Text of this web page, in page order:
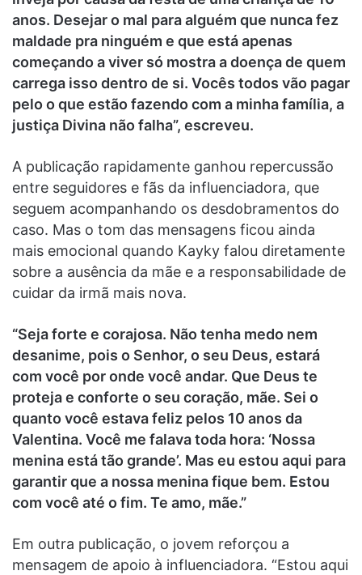
anos. Desejar o mal para alguém que nunca fez
maldade pra ninguém e que está apenas
começando a viver só mostra a doença de quem
carrega isso dentro de si. Vocês todos vão pagar
pelo o que estão fazendo com a minha família, a
justiça Divina não falha”, escreveu.
A publicação rapidamente ganhou repercussão
entre seguidores e fãs da influenciadora, que
seguem acompanhando os desdobramentos do
caso. Mas o tom das mensagens ficou ainda
mais emocional quando Kayky falou diretamente
sobre a ausência da mãe e a responsabilidade de
cuidar da irmã mais nova.
“Seja forte e corajosa. Não tenha medo nem
desanime, pois o Senhor, o seu Deus, estará
com você por onde você andar. Que Deus te
proteja e conforte o seu coração, mãe. Sei o
quanto você estava feliz pelos 10 anos da
Valentina. Você me falava toda hora: ‘Nossa
menina está tão grande’. Mas eu estou aqui para
garantir que a nossa menina fique bem. Estou
com você até o fim. Te amo, mãe.”
Em outra publicação, o jovem reforçou a
mensagem de apoio à influenciadora. “Estou aqui